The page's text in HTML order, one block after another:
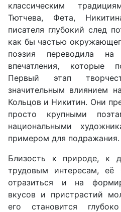
классическим
Тютчева, Фета,
писателя глубокий след
как бы частью
поэзия переводила
впечатления, которые
Первый этап
значительным влиянием
Кольцов и Никитин. Они
просто крупными
национальными
примером для подражания.
Близость к природе, к
трудовым интересам, её
отразиться и на
вкусов и пристрастий
его становится